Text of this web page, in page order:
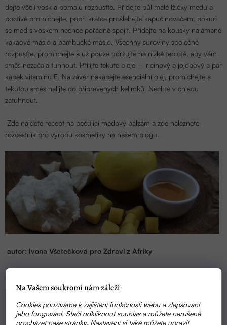
Na Vašem soukromí nám záleží
Cookies používáme k zajištění funkčnosti webu a zlepšování
jeho fungování. Stačí odkliknout souhlas a můžete nerušeně
procházet naše stránky. Nastavení si také můžete upravit
dejte včelí vosk a pomalu rozpusťte. Přidejte půl malé lžičky medu a
poctivě promíchejte, popř. krátce prošlehejte kapučínovačem, pokud
se med s voskem nechce pořádně spojit. Přidejte na kousky nalámané
kakaové máslo a bambucké máslo. Všechny suroviny společně
rozpusťte, promíchejte a už pouze udržujte na nízké teplotě, aby vám
směs nezačala tuhnout. Přilijte tekuté oleje – ricinový a jojobový a pár
kapek vitamínu E. Na závěr nakapejte esenciální olej, promíchejte a
tekutou směs nalijte do připravených kelímků. Nechte v chladu
zatuhnout.
Zde najdete recept na pečující medový balzám a zde naleznete
rozcestník pro výrobu kosmetiky na našem blogu.
autor: Ivona Všetečková pro Zdraví z Afriky